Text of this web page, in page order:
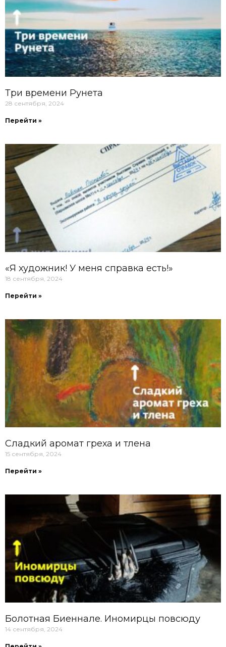
Три времени Рунета
28 сентября, 2024
Перейти »
«Я художник! У меня справка есть!»
18 сентября, 2024
Перейти »
Сладкий аромат греха и тлена
15 сентября, 2024
Перейти »
Болотная Биеннале. Иномирцы повсюду
14 сентября, 2024